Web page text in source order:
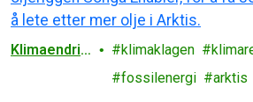
Klimaendrin
klimaklagen
fossilenergi
arktis